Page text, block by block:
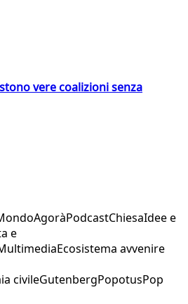
vere coalizioni senza
AgoràPodcastChiesaIdee e
e
Ecosistema avvenire
civileGutenbergPopotusPop